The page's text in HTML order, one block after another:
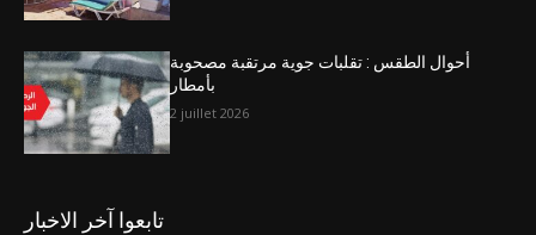
أحوال الطقس : تقلبات جوية مرتقبة مصحوبة
بأمطار
2 juillet 2026
تابعوا آخر الاخبار